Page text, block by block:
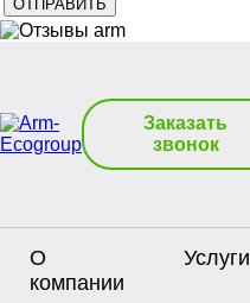
Заказать
звонок
О
компании
Услуги